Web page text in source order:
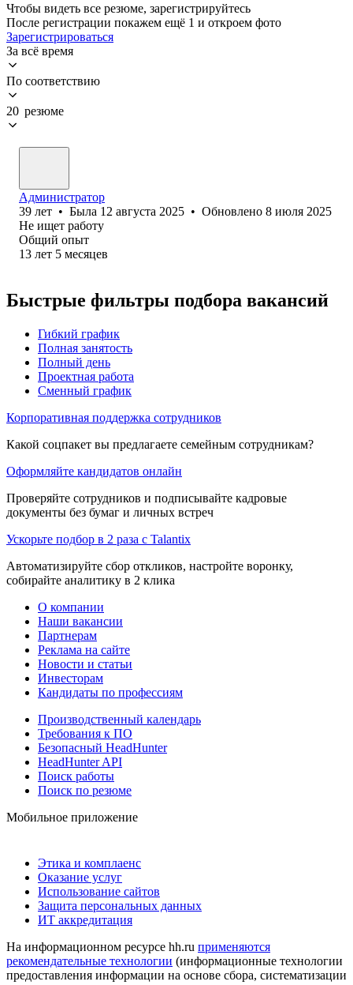
Чтобы видеть все резюме, зарегистрируйтесь
После регистрации покажем ещё 1 и откроем фото
Зарегистрироваться
За всё время
По соответствию
20 резюме
Администратор
39 лет • Была 12 августа 2025 • Обновлено 8 июля 2025
Не ищет работу
Общий опыт
13 лет 5 месяцев
Быстрые фильтры подбора вакансий
Гибкий график
Полная занятость
Полный день
Проектная работа
Сменный график
Корпоративная поддержка сотрудников
Какой соцпакет вы предлагаете семейным сотрудникам?
Оформляйте кандидатов онлайн
Проверяйте сотрудников и подписывайте кадровые
документы без бумаг и личных встреч
Ускорьте подбор в 2 раза с Talantix
Автоматизируйте сбор откликов, настройте воронку,
собирайте аналитику в 2 клика
О компании
Наши вакансии
Партнерам
Реклама на сайте
Новости и статьи
Инвесторам
Кандидаты по профессиям
Производственный календарь
Требования к ПО
Безопасный HeadHunter
HeadHunter API
Поиск работы
Поиск по резюме
Мобильное приложение
Этика и комплаенс
Оказание услуг
Использование сайтов
Защита персональных данных
ИТ аккредитация
На информационном ресурсе hh.ru применяются
рекомендательные технологии (информационные технологии
предоставления информации на основе сбора, систематизации